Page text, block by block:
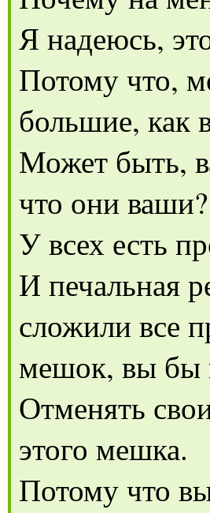
Я надеюсь,
Потому что,
большие, как
Может быть,
что они ваши?
У всех есть
И печальная
сложили все
мешок, вы бы
Отменять
этого мешка.
Потому что